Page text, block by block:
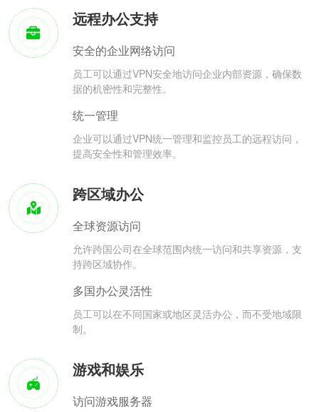
远程办公支持
安全的企业网络访问
员工可以通过VPN安全地访问企业内部资源，确保数
据的机密性和完整性。
统一管理
企业可以通过VPN统一管理和监控员工的远程访问，
提高安全性和管理效率。
跨区域办公
全球资源访问
允许跨国公司在全球范围内统一访问和共享资源，支
持跨区域协作。
多国办公灵活性
员工可以在不同国家或地区灵活办公，而不受地域限
制。
游戏和娱乐
访问游戏服务器